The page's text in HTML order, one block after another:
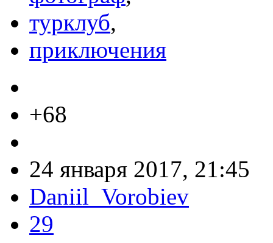
турклуб,
приключения
+68
24 января 2017, 21:45
Daniil_Vorobiev
29